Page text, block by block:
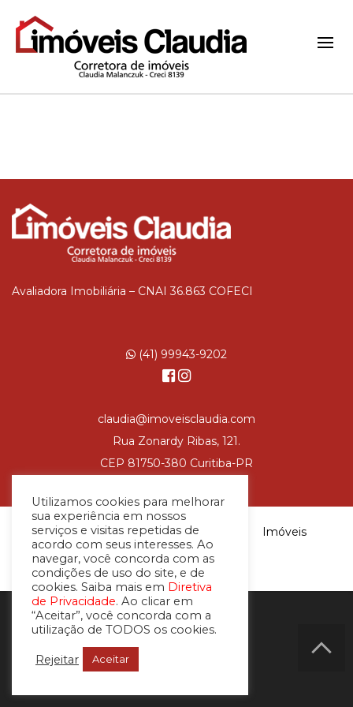
Avaliadora Imobiliária – CNAI 36.863 COFECI
(41) 99943-9202
claudia@imoveisclaudia.com
Rua Zonardy Ribas, 121.
CEP 81750-380 Curitiba-PR
desenvolvido com por
Imóveis
Claudia © 2026
Utilizamos cookies para melhorar
sua experiência em nossos
serviços e visitas repetidas de
acordo com seus interesses. Ao
navegar, você concorda com as
condições de uso do site, e de
cookies. Saiba mais em Diretiva
de Privacidade. Ao clicar em
“Aceitar”, você concorda com a
utilização de TODOS os cookies.
Rejeitar Aceitar